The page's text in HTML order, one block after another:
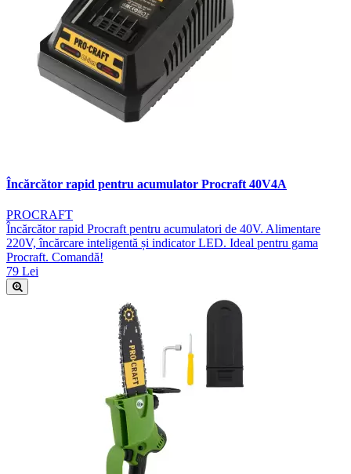
Încărcător rapid pentru acumulator Procraft 40V4A
PROCRAFT
Încărcător rapid Procraft pentru acumulatori de 40V. Alimentare
220V, încărcare inteligentă și indicator LED. Ideal pentru gama
Procraft. Comandă!
79 Lei